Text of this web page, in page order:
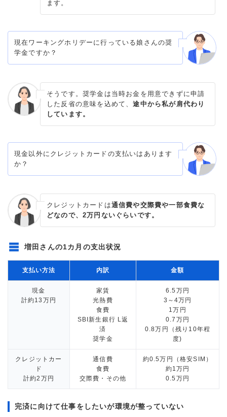
ます。
現在ワーキングホリデーに行っている娘さんの奨
学金ですか？
そうです。奨学金は当時お金を用意できずに申請
した反省の意味を込めて、途中から私が肩代わり
しています。
現金以外にクレジットカードの支払いはあります
か？
クレジットカードは通信費や交際費や一部食費な
どなので、2万円ないぐらいです。
増田さんの1カ月の支出状況
支払い方法 内訳 金額
現金
計約13万円
家賃
光熱費
食費
SBI新生銀行 L返
済
奨学金
6.5万円
3～4万円
1万円
0.7万円
0.8万円（残り10年程
度)
クレジットカー
ド
計約2万円
通信費
食費
交際費・その他
約0.5万円（格安SIM）
約1万円
0.5万円
完済に向けて仕事をしたいが環境が整っていない